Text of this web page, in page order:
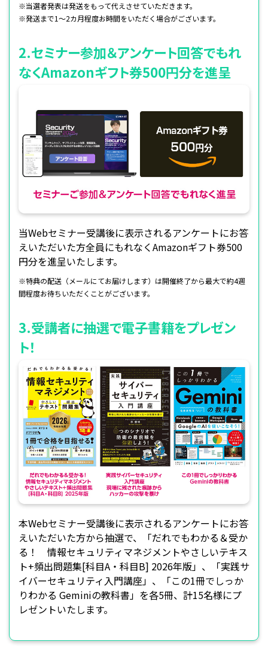
※当選者発表は発送をもって代えさせていただきます。
※発送まで1～2カ月程度お時間をいただく場合がございます。
2.セミナー参加＆アンケート回答でもれ
なくAmazonギフト券500円分を進呈
当Webセミナー受講後に表示されるアンケートにお答
えいただいた方全員にもれなくAmazonギフト券500
円分を進呈いたします。
※特典の配送（メールにてお届けします）は開催終了から最大で約4週
間程度お待ちいただくことがございます。
3.受講者に抽選で電子書籍をプレゼン
ト！
本Webセミナー受講後に表示されるアンケートにお答
えいただいた方から抽選で、「だれでもわかる＆受か
る！ 情報セキュリティマネジメントやさしいテキス
ト+頻出問題集[科目A・科目B] 2026年版」、「実践サ
イバーセキュリティ入門講座」、「この1冊でしっか
りわかる Geminiの教科書」を各5冊、計15名様にプ
レゼントいたします。